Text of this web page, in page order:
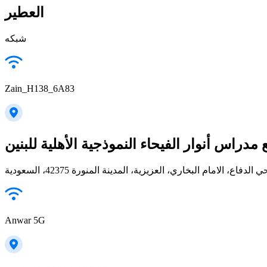
العطير
شبكه
Zain_H138_6A83
أنوار الفيحاء النموذجية الأهلية للبنين
الامام البخاري، العزيزية، المدينة المنورة 42375، السعودية
Anwar 5G